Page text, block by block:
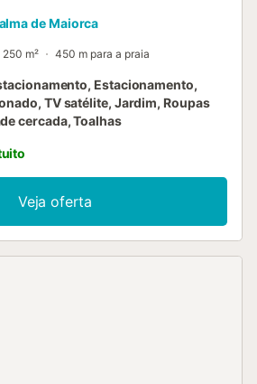
de Maiorca
250 m² 450 m para a praia
Estacionamento,
TV satélite, Jardim, Roupas
cercada, Toalhas
Veja oferta